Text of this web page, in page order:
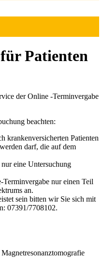
Patienten
der Online -Terminvergabe
beachten:
krankenversicherten Patienten
darf, die auf dem
eine Untersuchung
nur einen Teil
an.
sein bitten wir Sie sich mit
07391/7708102.